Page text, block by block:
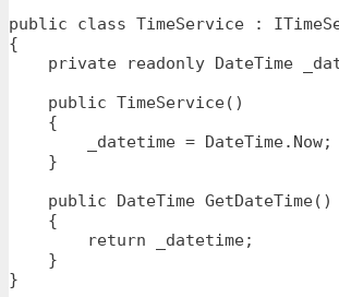
public class TimeService :
{
private readonly DateTime
    public TimeService()
    {
        _datetime = DateTime.Now;
    }
    public DateTime GetDateTime()
    {
        return _datetime;
    }
}